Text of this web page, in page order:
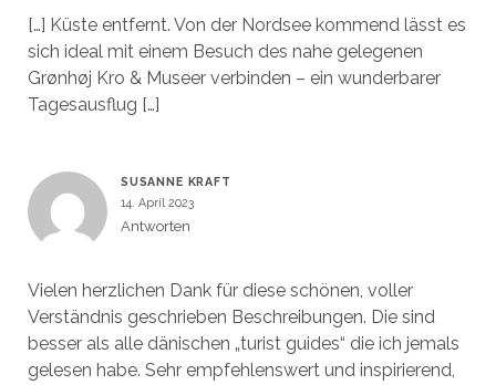
[…] Küste entfernt. Von der Nordsee kommend lässt es
sich ideal mit einem Besuch des nahe gelegenen
Grønhøj Kro & Museer verbinden – ein wunderbarer
Tagesausflug […]
SUSANNE KRAFT
14. April 2023
Antworten
Vielen herzlichen Dank für diese schönen, voller
Verständnis geschrieben Beschreibungen. Die sind
besser als alle dänischen „turist guides“ die ich jemals
gelesen habe. Sehr empfehlenswert und inspirierend,